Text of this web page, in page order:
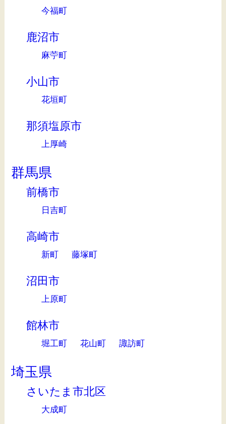
今福町
鹿沼市
麻苧町
小山市
花垣町
那須塩原市
上厚崎
群馬県
前橋市
日吉町
高崎市
新町 藤塚町
沼田市
上原町
館林市
堀工町 花山町 諏訪町
埼玉県
さいたま市北区
大成町